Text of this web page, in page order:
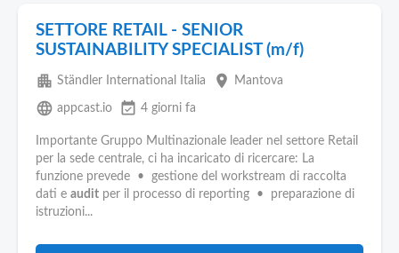
SETTORE RETAIL - SENIOR
SUSTAINABILITY SPECIALIST (m/f)
apartment Ständler International Italia place Mantova
language appcast.io event_available 4 giorni fa
Importante Gruppo Multinazionale leader nel settore Retail
per la sede centrale, ci ha incaricato di ricercare: La
funzione prevede • gestione del workstream di raccolta
dati e audit per il processo di reporting • preparazione di
istruzioni...